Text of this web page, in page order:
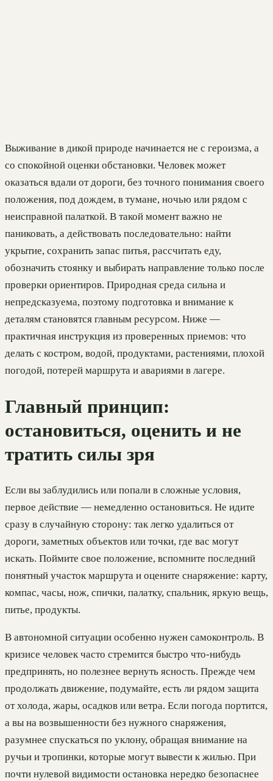
Выживание в дикой природе начинается не с героизма, а
со спокойной оценки обстановки. Человек может
оказаться вдали от дороги, без точного понимания своего
положения, под дождем, в тумане, ночью или рядом с
неисправной палаткой. В такой момент важно не
паниковать, а действовать последовательно: найти
укрытие, сохранить запас питья, рассчитать еду,
обозначить стоянку и выбирать направление только после
проверки ориентиров. Природная среда сильна и
непредсказуема, поэтому подготовка и внимание к
деталям становятся главным ресурсом. Ниже —
практичная инструкция из проверенных приемов: что
делать с костром, водой, продуктами, растениями, плохой
погодой, потерей маршрута и авариями в лагере.
Главный принцип:
остановиться, оценить и не
тратить силы зря
Если вы заблудились или попали в сложные условия,
первое действие — немедленно остановиться. Не идите
сразу в случайную сторону: так легко удалиться от
дороги, заметных объектов или точки, где вас могут
искать. Поймите свое положение, вспомните последний
понятный участок маршрута и оцените снаряжение: карту,
компас, часы, нож, спички, палатку, спальник, яркую вещь,
питье, продукты.
В автономной ситуации особенно нужен самоконтроль. В
кризисе человек часто стремится быстро что-нибудь
предпринять, но полезнее вернуть ясность. Прежде чем
продолжать движение, подумайте, есть ли рядом защита
от холода, жары, осадков или ветра. Если погода портится,
а вы на возвышенности без нужного снаряжения,
разумнее спускаться по уклону, обращая внимание на
ручьи и тропинки, которые могут вывести к жилью. При
почти нулевой видимости остановка нередко безопаснее